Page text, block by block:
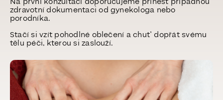
zdravotní dokumentaci od gynekologa nebo
porodníka.
Stačí si vzít pohodlné oblečení a chuť dopřát svému
tělu péči, kterou si zaslouží.